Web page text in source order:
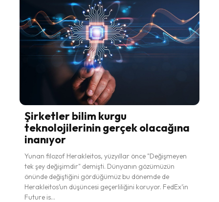
Şirketler bilim kurgu
teknolojilerinin gerçek olacağına
inanıyor
Yunan filozof Herakleitos, yüzyıllar önce "Değişmeyen
tek şey değişimdir" demişti. Dünyanın gözümüzün
önünde değiştiğini gördüğümüz bu dönemde de
Herakleitos’un düşüncesi geçerliliğini koruyor. FedEx’in
Future is...